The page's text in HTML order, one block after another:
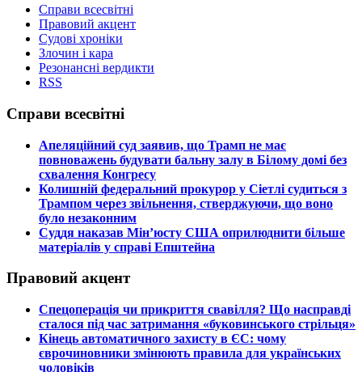
Справи всесвітні
Правовий акцент
Судові хроніки
Злочин і кара
Резонансні вердикти
RSS
Справи всесвітні
​Апеляційний суд заявив, що Трамп не має
повноважень будувати бальну залу в Білому домі без
схвалення Конгресу
​Колишній федеральний прокурор у Сіетлі судиться з
Трампом через звільнення, стверджуючи, що воно
було незаконним
​Суддя наказав Мін’юсту США оприлюднити більше
матеріалів у справі Епштейна
Правовий акцент
​Спецоперація чи прикриття свавілля? Що насправді
сталося під час затримання «буковинського стрільця»
​Кінець автоматичного захисту в ЄС: чому
єврочиновники змінюють правила для українських
чоловіків